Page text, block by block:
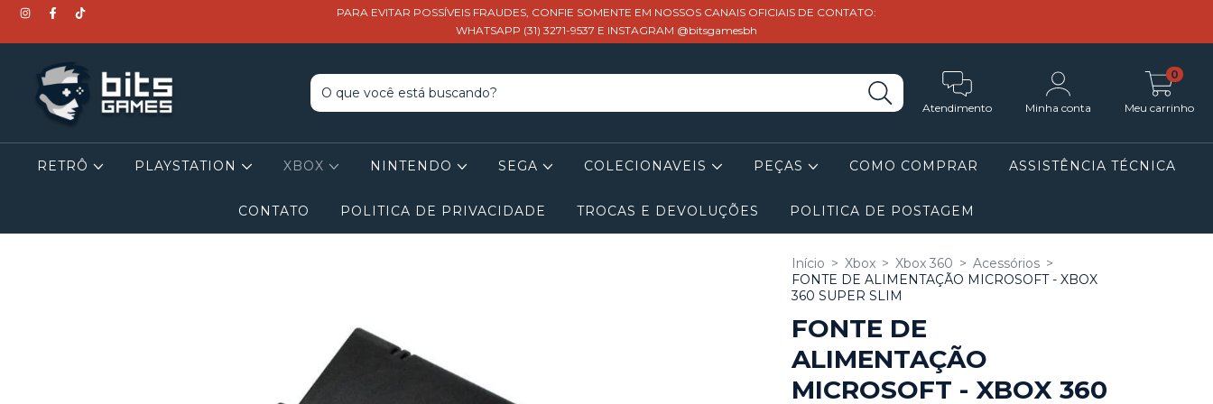
PARA EVITAR POSSÍVEIS FRAUDES, CONFIE SOMENTE EM NOSSOS CANAIS OFICIAIS DE CONTATO:
WHATSAPP (31) 3271-9537 E INSTAGRAM @bitsgamesbh
Atendimento Minha conta Meu carrinho
0
RETRÔ PLAYSTATION XBOX NINTENDO SEGA COLECIONAVEIS PEÇAS COMO COMPRAR ASSISTÊNCIA TÉCNICA
CONTATO POLITICA DE PRIVACIDADE TROCAS E DEVOLUÇÕES POLITICA DE POSTAGEM
Início > Xbox > Xbox 360 > Acessórios >
FONTE DE ALIMENTAÇÃO MICROSOFT - XBOX
360 SUPER SLIM
FONTE DE
ALIMENTAÇÃO
MICROSOFT - XBOX 360